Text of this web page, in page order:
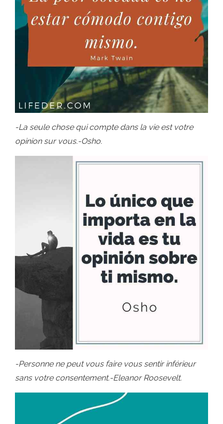
-La seule chose qui compte dans la vie est votre
opinion sur vous.-Osho.
-Personne ne peut vous faire vous sentir inférieur
sans votre consentement.-Eleanor Roosevelt.